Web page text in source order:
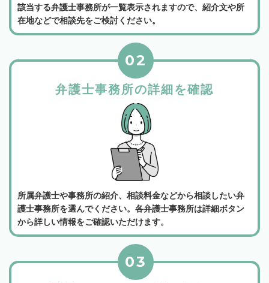
該当する弁護士事務所が一覧表示されますので、紹介文や所
在地などで相談先をご検討ください。
弁護士事務所の詳細を確認
02
所属弁護士や事務所の紹介、相談料金などから相談したい弁
護士事務所を選んでください。各弁護士事務所は詳細ボタン
から詳しい情報をご確認いただけます。
03